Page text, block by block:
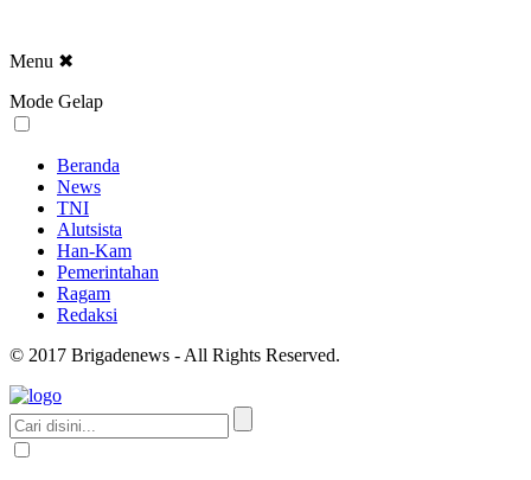
Menu ✖
Mode Gelap
Beranda
News
TNI
Alutsista
Han-Kam
Pemerintahan
Ragam
Redaksi
© 2017 Brigadenews - All Rights Reserved.